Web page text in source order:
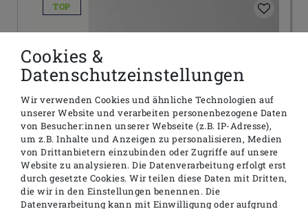
TOP
Cookies &
Datenschutzeinstellungen
Wir verwenden Cookies und ähnliche Technologien auf
unserer Website und verarbeiten personenbezogene Daten
von Besucher:innen unserer Webseite (z.B. IP-Adresse),
um z.B. Inhalte und Anzeigen zu personalisieren, Medien
von Drittanbietern einzubinden oder Zugriffe auf unsere
Website zu analysieren. Die Datenverarbeitung erfolgt erst
durch gesetzte Cookies. Wir teilen diese Daten mit Dritten,
die wir in den Einstellungen benennen. Die
Datenverarbeitung kann mit Einwilligung oder aufgrund